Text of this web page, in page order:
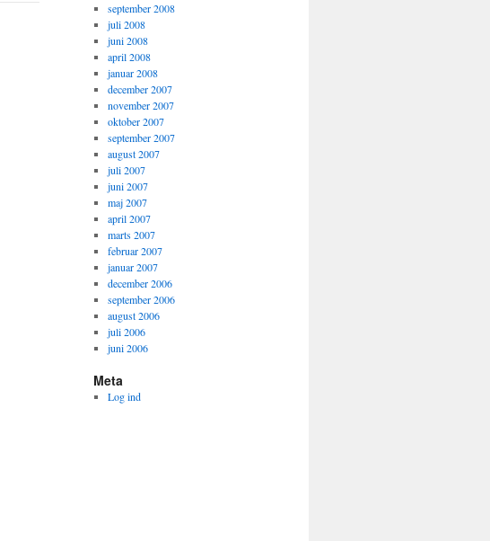
september 2008
juli 2008
juni 2008
april 2008
januar 2008
december 2007
november 2007
oktober 2007
september 2007
august 2007
juli 2007
juni 2007
maj 2007
april 2007
marts 2007
februar 2007
januar 2007
december 2006
september 2006
august 2006
juli 2006
juni 2006
Meta
Log ind